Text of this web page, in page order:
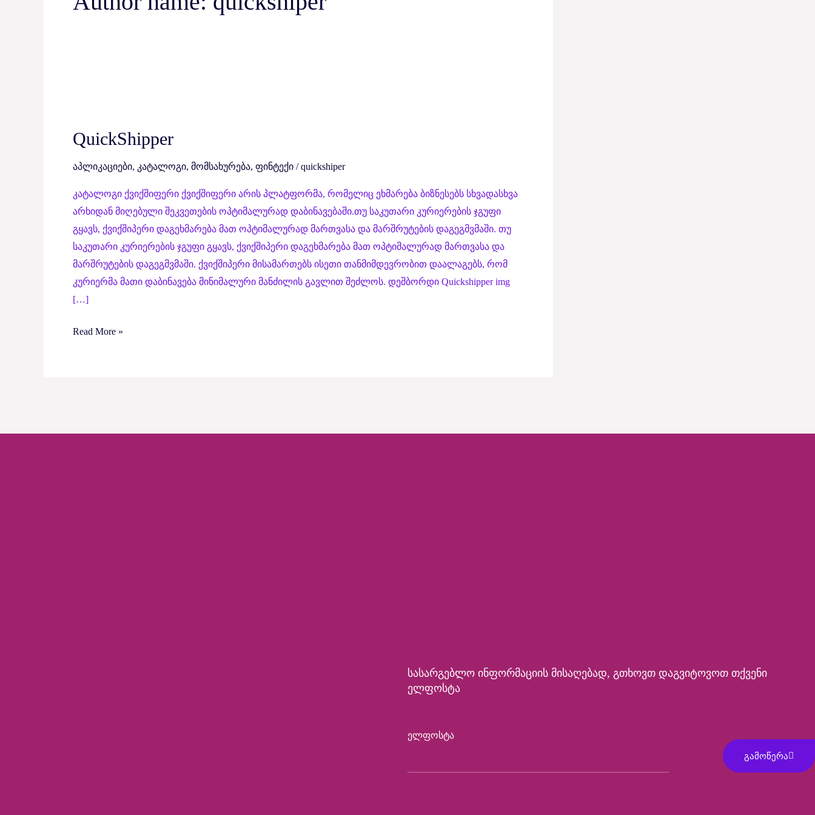
QuickShipper
აპლიკაციები, კატალოგი, მომსახურება, ფინტექი /quickshiper
კატალოგი ქვიქშიფერი ქვიქშიფერი არის პლატფორმა, რომელიც ეხმარება ბიზნესებს სხვადასხვა
არხიდან მიღებული შეკვეთების ოპტიმალურად დაბინავებაში.თუ საკუთარი კურიერების ჯგუფი
გყავს, ქვიქშიპერი დაგეხმარება მათ ოპტიმალურად მართვასა და მარშრუტების დაგეგმვმაში. თუ
საკუთარი კურიერების ჯგუფი გყავს, ქვიქშიპერი დაგეხმარება მათ ოპტიმალურად მართვასა და
მარშრუტების დაგეგმვმაში. ქვიქშიპერი მისამართებს ისეთი თანმიმდევრობით დაალაგებს, რომ
კურიერმა მათი დაბინავება მინიმალური მანძილის გავლით შეძლოს. დეშბორდი Quickshipper img
[…]
Read More »
Სასარგებლო Ინფორმაციის Მისაღებად, Გთხოვთ Დაგვიტოვოთ Თქვენი
Ელფოსტა
Ელფოსტა
ᲒᲐᲛᲝᲬᲔᲠᲐ